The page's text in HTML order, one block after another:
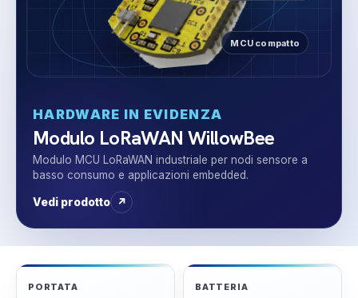
MCU compatto
HARDWARE IN EVIDENZA
Modulo LoRaWAN WillowBee
Modulo MCU LoRaWAN industriale per nodi sensore a
basso consumo e applicazioni embedded.
Vedi prodotto ↗
PORTATA BATTERIA